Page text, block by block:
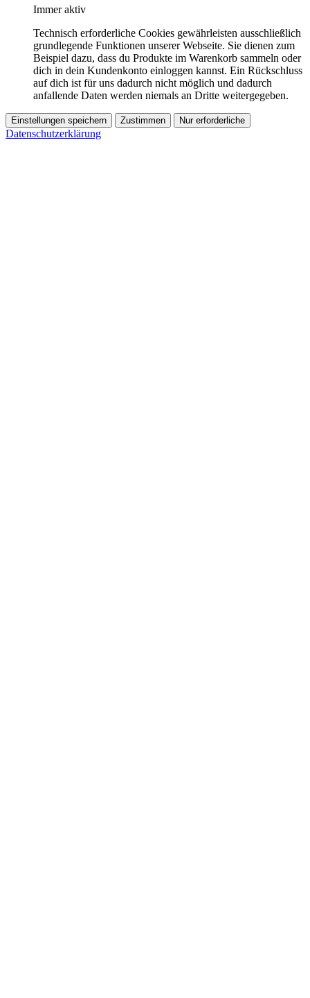
Immer aktiv
Technisch erforderliche Cookies gewährleisten ausschließlich
grundlegende Funktionen unserer Webseite. Sie dienen zum
Beispiel dazu, dass du Produkte im Warenkorb sammeln oder
dich in dein Kundenkonto einloggen kannst. Ein Rückschluss
auf dich ist für uns dadurch nicht möglich und dadurch
anfallende Daten werden niemals an Dritte weitergegeben.
Einstellungen speichern Zustimmen Nur erforderliche
Datenschutzerklärung